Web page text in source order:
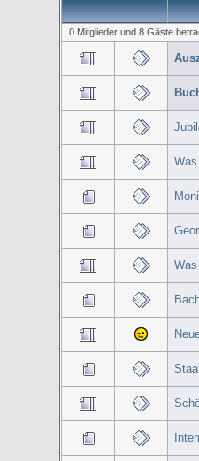
0 Mitglieder und 8 Gäste